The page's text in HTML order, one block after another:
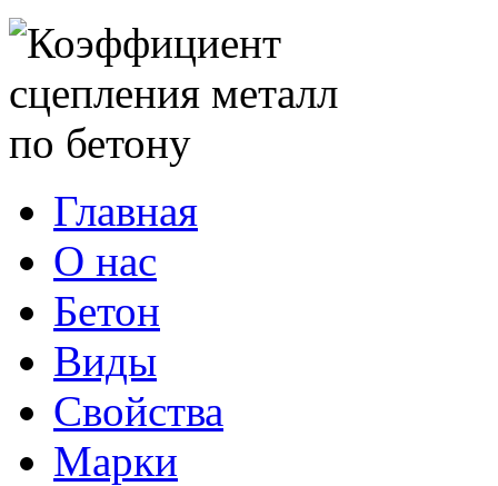
Главная
О нас
Бетон
Виды
Свойства
Марки